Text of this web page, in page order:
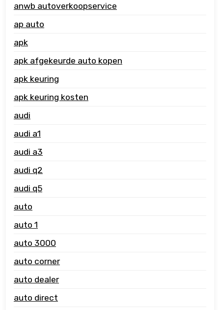
anwb autoverkoopservice
ap auto
apk
apk afgekeurde auto kopen
apk keuring
apk keuring kosten
audi
audi a1
audi a3
audi q2
audi q5
auto
auto 1
auto 3000
auto corner
auto dealer
auto direct